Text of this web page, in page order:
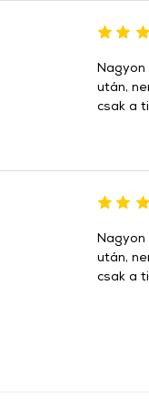
Nagyon
után,
csak a
Nagyon
után,
csak a